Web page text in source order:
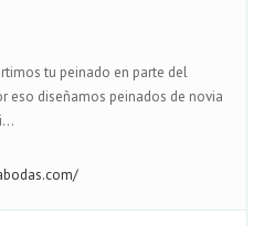
tu peinado en parte del
eso diseñamos peinados de novia